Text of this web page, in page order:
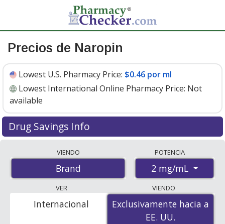
Precios de Naropin
Lowest U.S. Pharmacy Price: $0.46 por ml
Lowest International Online Pharmacy Price: Not
available
Drug Savings Info
start at$0.46 por mlfor 1 x 10 mls. You save 77% off
the average U.S. pharmacy retail price of $2.02 for 1
ampule. Enter your ZIP Code to compare discount
Naropin coupon prices in your area.
VIENDO
Brand
POTENCIA
2 mg/mL
VER
Exclusivamente hacia a
EE. UU.
Internacional
VIENDO
Exclusivamente hacia a
EE. UU.